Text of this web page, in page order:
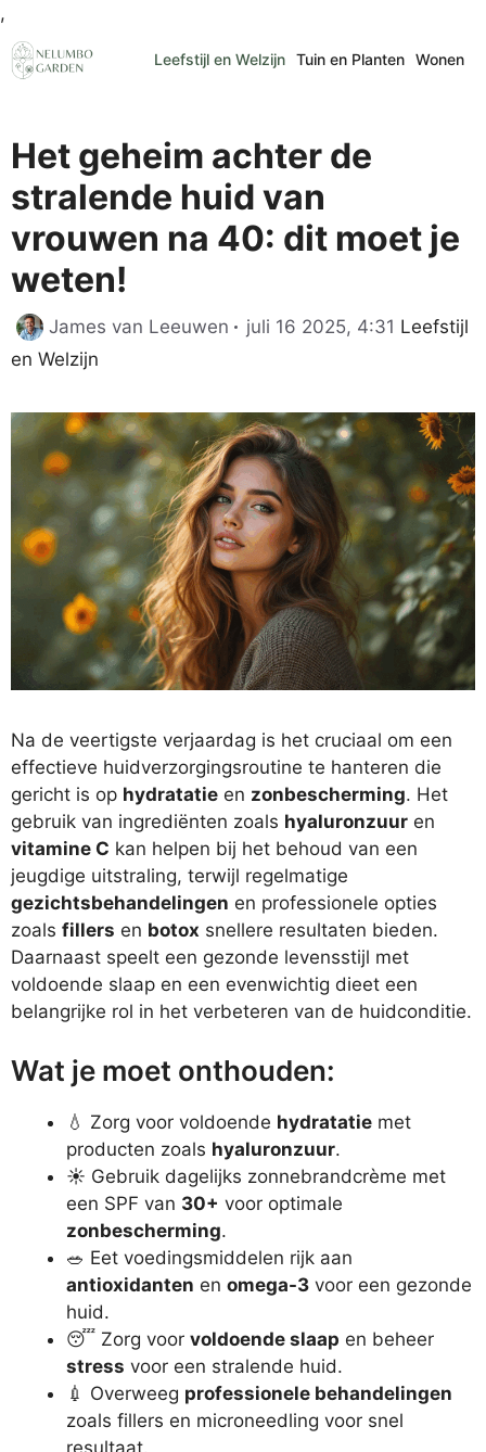
,
naar
de
Leefstijl en Welzijn Tuin en Planten Wonen
Het geheim achter de
stralende huid van
vrouwen na 40: dit moet je
weten!
James van Leeuwen juli 16 2025, 4:31 Leefstijl
en Welzijn
Na de veertigste verjaardag is het cruciaal om een
effectieve huidverzorgingsroutine te hanteren die
gericht is op hydratatie en zonbescherming. Het
gebruik van ingrediënten zoals hyaluronzuur en
vitamine C kan helpen bij het behoud van een
jeugdige uitstraling, terwijl regelmatige
gezichtsbehandelingen en professionele opties
zoals fillers en botox snellere resultaten bieden.
Daarnaast speelt een gezonde levensstijl met
voldoende slaap en een evenwichtig dieet een
belangrijke rol in het verbeteren van de huidconditie.
Wat je moet onthouden:
💧 Zorg voor voldoende hydratatie met
producten zoals hyaluronzuur.
☀️ Gebruik dagelijks zonnebrandcrème met
een SPF van 30+ voor optimale
zonbescherming.
🥗 Eet voedingsmiddelen rijk aan
antioxidanten en omega-3 voor een gezonde
huid.
😴 Zorg voor voldoende slaap en beheer
stress voor een stralende huid.
💉 Overweeg professionele behandelingen
zoals fillers en microneedling voor snel
resultaat.